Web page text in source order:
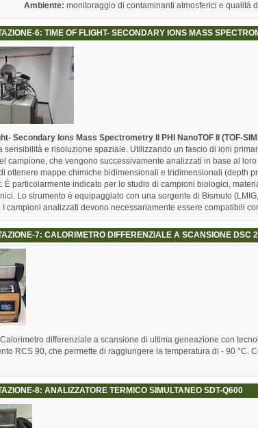
Ambiente: monitoraggio di contaminanti atmosferici e qualità
6: TIME OF FLIGHT- SECONDARY IONS MASS
Secondary Ions Mass Spectrometry Il PHI NanoTOF II (TOF-
sensibilità e risoluzione spaziale. Utilizzando un fascio di ioni
campione, che vengono successivamente analizzati in base al
di ottenere mappe chimiche bidimensionali e tridimensionali
È particolarmente indicato per lo studio di campioni biologici,
Lo strumento è equipaggiato con una sorgente di Bismuto
I campioni analizzati devono necessariamente essere compatibili
7: CALORIMETRO DIFFERENZIALE A SCANSIONE DSC
Calorimetro differenziale a scansione di ultima geneazione con
RCS 90, che permette di raggiungere la temperatura di - 90
8: ANALIZZATORE TERMICO SIMULTANEO SDT-Q600